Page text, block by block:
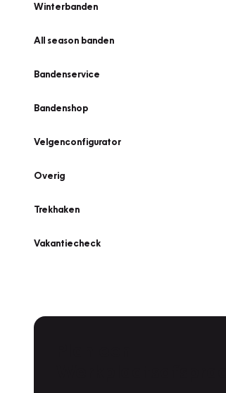
Winterbanden
All season banden
Bandenservice
Bandenshop
Velgenconfigurator
Overig
Trekhaken
Vakantiecheck